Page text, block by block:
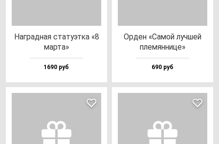
Наг­рад­ная ста­ту­эт­ка «8
мар­та»
1690 руб
Орден «Самой луч­шей
пле­мян­ни­це»
690 руб